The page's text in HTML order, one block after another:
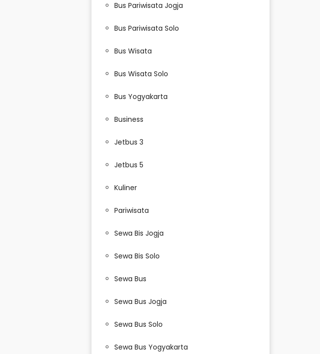
Bus Pariwisata Jogja
Bus Pariwisata Solo
Bus Wisata
Bus Wisata Solo
Bus Yogyakarta
Business
Jetbus 3
Jetbus 5
Kuliner
Pariwisata
Sewa Bis Jogja
Sewa Bis Solo
Sewa Bus
Sewa Bus Jogja
Sewa Bus Solo
Sewa Bus Yogyakarta